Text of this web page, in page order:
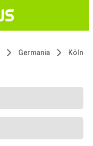
Germania Köln